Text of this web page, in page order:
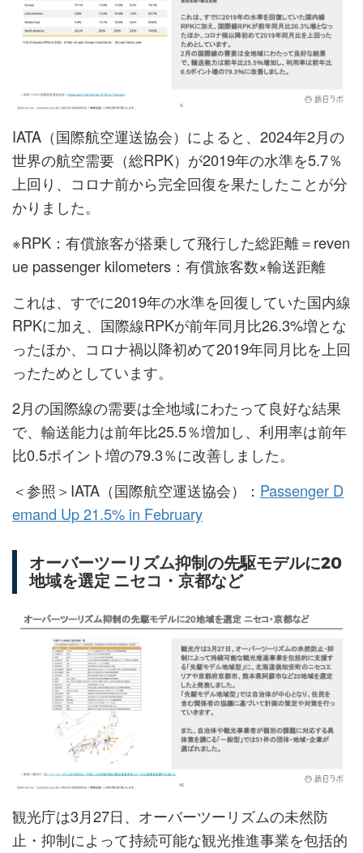
IATA（国際航空運送協会）によると、2024年2月の
世界の航空需要（総RPK）が2019年の水準を5.7％
上回り、コロナ前から完全回復を果たしたことが分
かりました。
※RPK：有償旅客が搭乗して飛行した総距離＝reven
ue passenger kilometers：有償旅客数×輸送距離
これは、すでに2019年の水準を回復していた国内線
RPKに加え、国際線RPKが前年同月比26.3%増とな
ったほか、コロナ禍以降初めて2019年同月比を上回
ったためとしています。
2月の国際線の需要は全地域にわたって良好な結果
で、輸送能力は前年比25.5％増加し、利用率は前年
比0.5ポイント増の79.3％に改善しました。
＜参照＞IATA（国際航空運送協会）： Passenger D
emand Up 21.5% in February
オーバーツーリズム抑制の先駆モデルに20
地域を選定 ニセコ・京都など
観光庁は3月27日、オーバーツーリズムの未然防
止・抑制によって持続可能な観光推進事業を包括的